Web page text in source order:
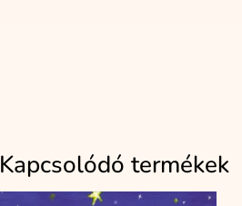
Kapcsolódó termékek